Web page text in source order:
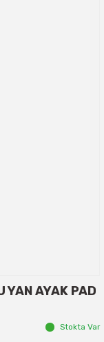
AYAK PAD
Stokta Var